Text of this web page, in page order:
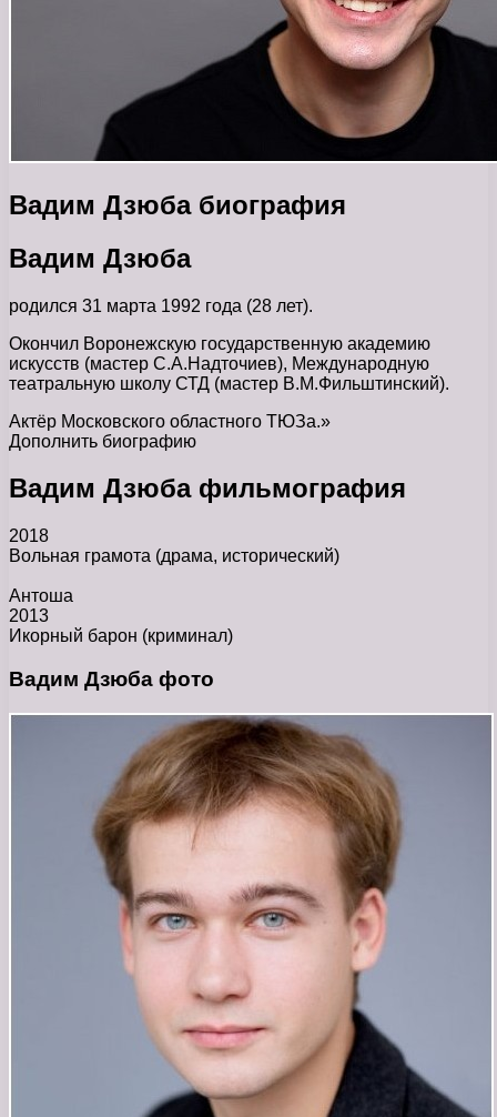
Вадим Дзюба биография
Вадим Дзюба
родился 31 марта 1992 года (28 лет).
Окончил Воронежскую государственную академию
искусств (мастер С.А.Надточиев), Международную
театральную школу СТД (мастер В.М.Фильштинский).
Актёр Московского областного ТЮЗа.»
Дополнить биографию
Вадим Дзюба фильмография
2018
Вольная грамота (драма, исторический)
Антоша
2013
Икорный барон (криминал)
Вадим Дзюба фото